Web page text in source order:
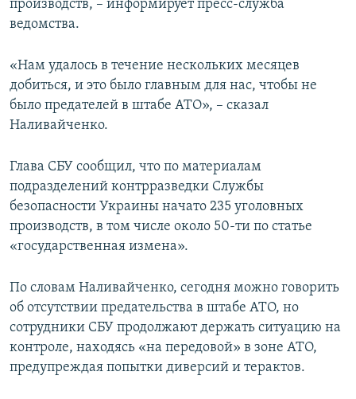
производств, – информирует пресс-служба
ведомства.
«Нам удалось в течение нескольких месяцев
добиться, и это было главным для нас, чтобы не
было предателей в штабе АТО», – сказал
Наливайченко.
Глава СБУ сообщил, что по материалам
подразделений контрразведки Службы
безопасности Украины начато 235 уголовных
производств, в том числе около 50-ти по статье
«государственная измена».
По словам Наливайченко, сегодня можно говорить
об отсутствии предательства в штабе АТО, но
сотрудники СБУ продолжают держать ситуацию на
контроле, находясь «на передовой» в зоне АТО,
предупреждая попытки диверсий и терактов.